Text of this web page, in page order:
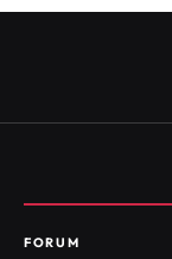
FORUM